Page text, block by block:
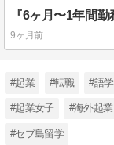
9ヶ月前
#起業 #転職 #語
#起業女子 #海外起業
#セブ島留学